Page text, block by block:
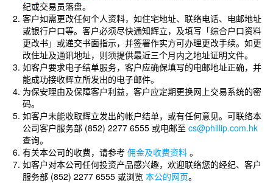
纪或交易员落盘。
客户如需更改任何个人资料，如住宅地址、联络电话、电邮地址
或银行户口等。客户必须尽快通知辉立，及填写「综合户口资料
更改书」或递交书面指示，并签署作实方可办理更改手续。如更
改住址及通讯地址，则须提供最近三个月内之地址证明文件。
如客户要求电子结单服务，客户应确保填写的电邮地址正确，并
能成功接收辉立所发出的电子邮件。
为保安理由及保障客户利益，客户应定期更换网上交易系统的密
码。
如客户未能收取辉立发出的帐户结单，或有任何意见。可联络本
公司客户服务部 (852) 2277 6555 或电邮至 cs@phillip.com.hk
查询。
有关本公司的收费，请参考 佣金及收费资料 。
如客户对本公司任何投资产品感兴趣，欢迎联络您的经纪、客户
服务部 (852) 2277 6555 或浏览 本公的网页。